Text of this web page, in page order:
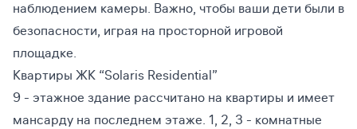
наблюдением камеры. Важно, чтобы ваши дети были в
безопасности, играя на просторной игровой
площадке.
Квартиры ЖК “Solaris Residential”
9 - этажное здание рассчитано на квартиры и имеет
мансарду на последнем этаже. 1, 2, 3 - комнатные